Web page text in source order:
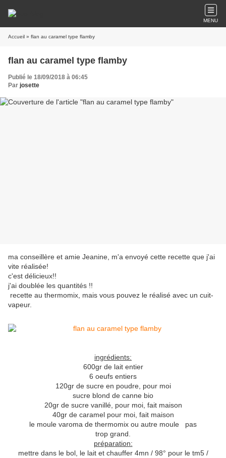
MENU
Accueil » flan au caramel type flamby
flan au caramel type flamby
Publié le 18/09/2018 à 06:45
Par josette
ma conseillère et amie Jeanine, m'a envoyé cette recette que j'ai
vite réalisée!
c'est délicieux!!
j'ai doublée les quantités !!
recette au thermomix, mais vous pouvez le réalisé avec un cuit-
vapeur.
ingrédients:
600gr de lait entier
6 oeufs entiers
120gr de sucre en poudre, pour moi
sucre blond de canne bio
20gr de sucre vanillé, pour moi, fait maison
40gr de caramel pour moi, fait maison
le moule varoma de thermomix ou autre moule pas
trop grand.
préparation:
mettre dans le bol, le lait et chauffer 4mn / 98° pour le tm5 /